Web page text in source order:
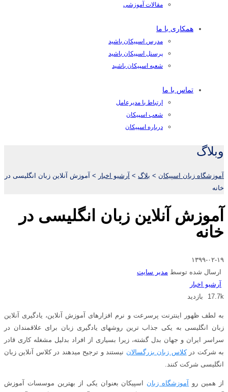
مقالات آموزشی
همکاری با ما
مدرس اسپیکان باشید
پرسنل اسپیکان باشید
شعبه اسپیکان باشید
تماس با ما
ارتباط با مدیرعامل
شعب اسپیکان
درباره اسپیکان
وبلاگ
آموزشگاه زبان اسپیکان > بلاگ > آرشیو اخبار > آموزش آنلاین زبان انگلیسی در
خانه
آموزش آنلاین زبان انگلیسی در
خانه
۱۳۹۹-۰۲-۱۹
ارسال شده توسط مدیر سایت
آرشیو اخبار
17.7k بازدید
به لطف ظهور اینترنت پرسرعت و نرم افزارهای آموزش آنلاین، یادگیری آنلاین
زبان انگلیسی به یکی جذاب ترین روشهای یادگیری زبان برای علاقمندان در
سراسر ایران و جهان بدل گشته، زیرا بسیاری از افراد بدلیل مشغله کاری قادر
به شرکت درکلاس زبان بزرگسالان نیستند و ترجیح میدهند در کلاس آنلاین زبان
انگلیسی شرکت کنند.
از همین رو آموزشگاه زبان اسپیکان بعنوان یکی از بهترین موسسات آموزش